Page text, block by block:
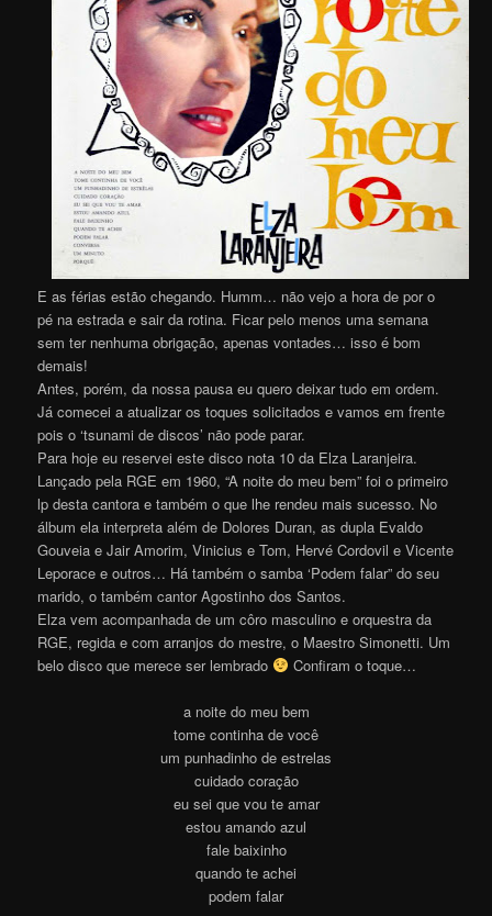
E as férias estão chegando. Humm… não vejo a hora de por o
pé na estrada e sair da rotina. Ficar pelo menos uma semana
sem ter nenhuma obrigação, apenas vontades… isso é bom
demais!
Antes, porém, da nossa pausa eu quero deixar tudo em ordem.
Já comecei a atualizar os toques solicitados e vamos em frente
pois o ‘tsunami de discos’ não pode parar.
Para hoje eu reservei este disco nota 10 da Elza Laranjeira.
Lançado pela RGE em 1960, “A noite do meu bem” foi o primeiro
lp desta cantora e também o que lhe rendeu mais sucesso. No
álbum ela interpreta além de Dolores Duran, as dupla Evaldo
Gouveia e Jair Amorim, Vinicius e Tom, Hervé Cordovil e Vicente
Leporace e outros… Há também o samba ‘Podem falar” do seu
marido, o também cantor Agostinho dos Santos.
Elza vem acompanhada de um côro masculino e orquestra da
RGE, regida e com arranjos do mestre, o Maestro Simonetti. Um
belo disco que merece ser lembrado
Confiram o toque…
a noite do meu bem
tome continha de você
um punhadinho de estrelas
cuidado coração
eu sei que vou te amar
estou amando azul
fale baixinho
quando te achei
podem falar